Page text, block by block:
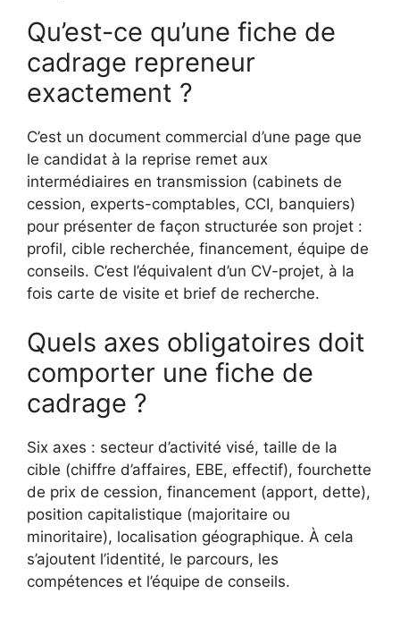
Qu’est-ce qu’une fiche de
cadrage repreneur
exactement ?
C’est un document commercial d’une page que
le candidat à la reprise remet aux
intermédiaires en transmission (cabinets de
cession, experts-comptables, CCI, banquiers)
pour présenter de façon structurée son projet :
profil, cible recherchée, financement, équipe de
conseils. C’est l’équivalent d’un CV-projet, à la
fois carte de visite et brief de recherche.
Quels axes obligatoires doit
comporter une fiche de
cadrage ?
Six axes : secteur d’activité visé, taille de la
cible (chiffre d’affaires, EBE, effectif), fourchette
de prix de cession, financement (apport, dette),
position capitalistique (majoritaire ou
minoritaire), localisation géographique. À cela
s’ajoutent l’identité, le parcours, les
compétences et l’équipe de conseils.